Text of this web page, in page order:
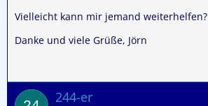
Vielleicht kann mir jemand weiterhelfen?
Danke und viele Grüße, Jörn
244-er